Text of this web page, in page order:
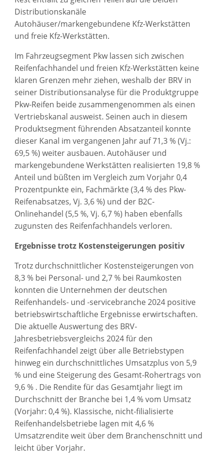
Distributionskanäle
Autohäuser/markengebundene Kfz-Werkstätten
und freie Kfz-Werkstätten.
Im Fahrzeugsegment Pkw lassen sich zwischen
Reifenfachhandel und freien Kfz-Werkstätten keine
klaren Grenzen mehr ziehen, weshalb der BRV in
seiner Distributionsanalyse für die Produktgruppe
Pkw-Reifen beide zusammengenommen als einen
Vertriebskanal ausweist. Seinen auch in diesem
Produktsegment führenden Absatzanteil konnte
dieser Kanal im vergangenen Jahr auf 71,3 % (Vj.:
69,5 %) weiter ausbauen. Autohäuser und
markengebundene Werkstätten realisierten 19,8 %
Anteil und büßten im Vergleich zum Vorjahr 0,4
Prozentpunkte ein, Fachmärkte (3,4 % des Pkw-
Reifenabsatzes, Vj. 3,6 %) und der B2C-
Onlinehandel (5,5 %, Vj. 6,7 %) haben ebenfalls
zugunsten des Reifenfachhandels verloren.
Ergebnisse trotz Kostensteigerungen positiv
Trotz durchschnittlicher Kostensteigerungen von
8,3 % bei Personal- und 2,7 % bei Raumkosten
konnten die Unternehmen der deutschen
Reifenhandels- und -servicebranche 2024 positive
betriebswirtschaftliche Ergebnisse erwirtschaften.
Die aktuelle Auswertung des BRV-
Jahresbetriebsvergleichs 2024 für den
Reifenfachhandel zeigt über alle Betriebstypen
hinweg ein durchschnittliches Umsatzplus von 5,9
% und eine Steigerung des Gesamt-Rohertrags von
9,6 % . Die Rendite für das Gesamtjahr liegt im
Durchschnitt der Branche bei 1,4 % vom Umsatz
(Vorjahr: 0,4 %). Klassische, nicht-filialisierte
Reifenhandelsbetriebe lagen mit 4,6 %
Umsatzrendite weit über dem Branchenschnitt und
leicht über Vorjahr.